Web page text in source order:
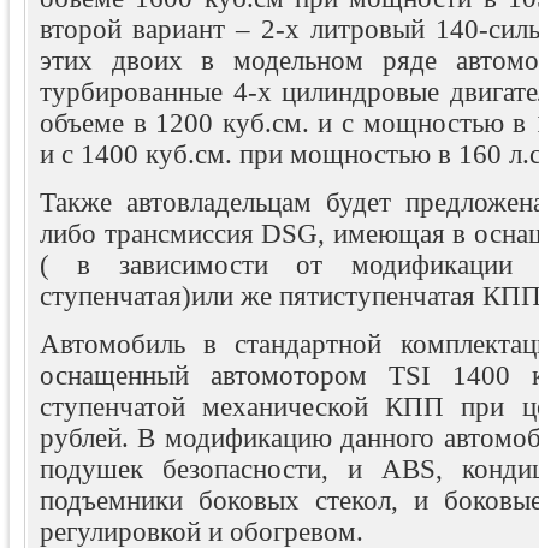
второй вариант – 2-х литровый 140-
этих двоих в модельном ряде
турбированные 4-х цилиндровые
объеме в 1200 куб.см. и с мощностью в
и с 1400 куб.см. при мощностью в 160
Также автовладельцам будет
либо трансмиссия DSG, имеющая в
( в зависимости от
ступенчатая)или же пятиступенчатая
Автомобиль в стандартной
оснащенный автомотором TSI
ступенчатой механической КПП при
рублей. В модификацию данного
подушек безопасности, и ABS,
подъемники боковых стекол, и
регулировкой и обогревом.